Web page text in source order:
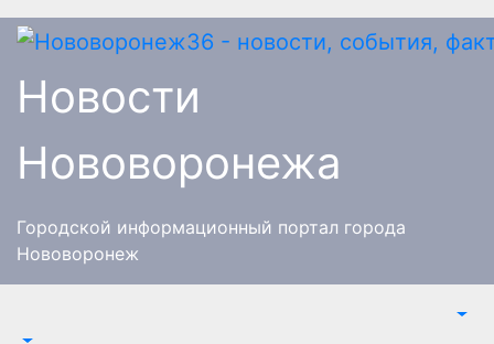
Перейти
Новости
Нововоронежа
Городской информационный портал города
Нововоронеж